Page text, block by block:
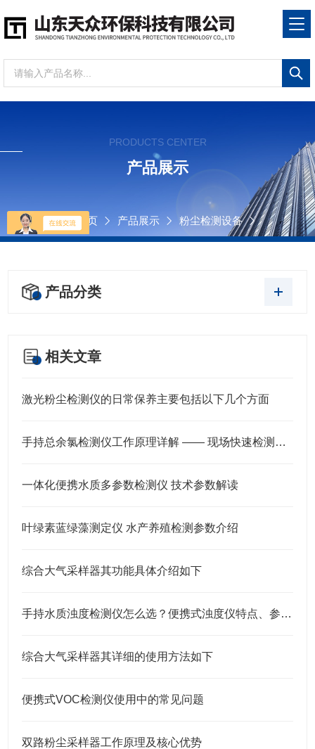
PRODUCTS CENTER
产品展示
当前位置： 首页 产品展示 粉尘检测设备
产品分类
相关文章
激光粉尘检测仪的日常保养主要包括以下几个方面
手持总余氯检测仪工作原理详解 —— 现场快速检测更可靠
一体化便携水质多参数检测仪 技术参数解读
叶绿素蓝绿藻测定仪 水产养殖检测参数介绍
综合大气采样器其功能具体介绍如下
手持水质浊度检测仪怎么选？便携式浊度仪特点、参数及应用说明
综合大气采样器其详细的使用方法如下
便携式VOC检测仪使用中的常见问题
双路粉尘采样器工作原理及核心优势